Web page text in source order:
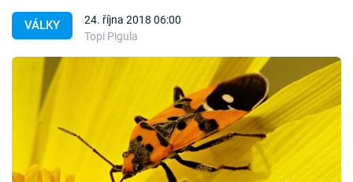
Témata
Témata
Pořady
TV Program
VÁLKY
24. října 2018 06:00
Topi Pigula